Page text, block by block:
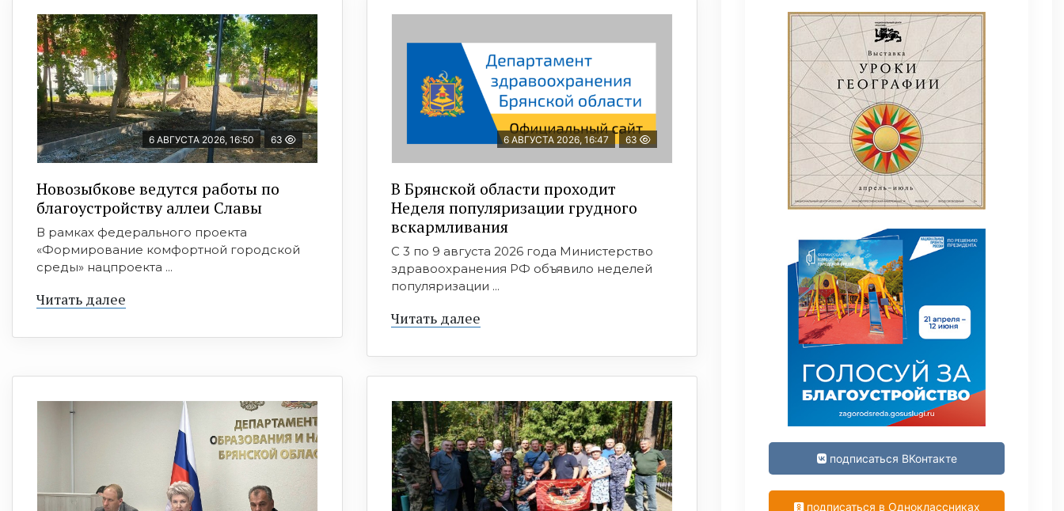
6 АВГУСТА 2026, 16:50 63
Новозыбкове ведутся работы по
благоустройству аллеи Славы
В рамках федерального проекта
«Формирование комфортной городской
среды» нацпроекта ...
Читать далее
6 АВГУСТА 2026, 16:47 63
В Брянской области проходит
Неделя популяризации грудного
вскармливания
С 3 по 9 августа 2026 года Министерство
здравоохранения РФ объявило неделей
популяризации ...
Читать далее
подписаться ВКонтакте
подписаться в Одноклассниках